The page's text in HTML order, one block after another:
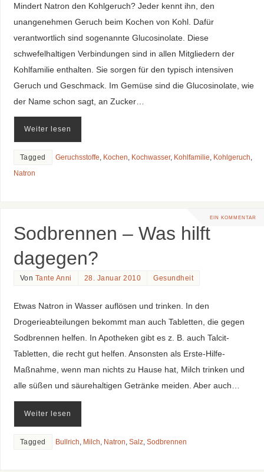
Mindert Natron den Kohlgeruch? Jeder kennt ihn, den
unangenehmen Geruch beim Kochen von Kohl. Dafür
verantwortlich sind sogenannte Glucosinolate. Diese
schwefelhaltigen Verbindungen sind in allen Mitgliedern der
Kohlfamilie enthalten. Sie sorgen für den typisch intensiven
Geruch und Geschmack. Im Gemüse sind die Glucosinolate, wie
der Name schon sagt, an Zucker…
Weiter lesen
Tagged Geruchsstoffe, Kochen, Kochwasser, Kohlfamilie, Kohlgeruch,
Natron
EIN KOMMENTAR
Sodbrennen – Was hilft
dagegen?
Von Tante Anni 28. Januar 2010 Gesundheit
Etwas Natron in Wasser auflösen und trinken. In den
Drogerieabteilungen bekommt man auch Tabletten, die gegen
Sodbrennen helfen. In Apotheken gibt es z. B. auch Talcit-
Tabletten, die recht gut helfen. Ansonsten als Erste-Hilfe-
Maßnahme, wenn man nichts zu Hause hat, Milch trinken und
alle süßen und säurehaltigen Getränke meiden. Aber auch…
Weiter lesen
Tagged Bullrich Milch Natron Salz, Sodbrennen